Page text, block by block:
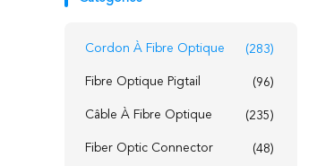
Cordon À Fibre Optique (283)
Fibre Optique Pigtail (96)
Câble À Fibre Optique (235)
Fiber Optic Connector (48)